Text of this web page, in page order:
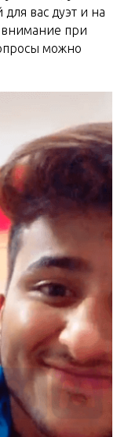
вас дуэт и на
внимание при
можно